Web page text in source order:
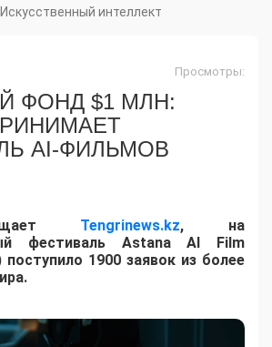
Искусственный интеллект
Просмотры:
ФОНД $1 МЛН:
AI-ФИЛЬМОВ
Tengrinews.kz, на
фестиваль Astana AI Film
поступило 1900 заявок из более